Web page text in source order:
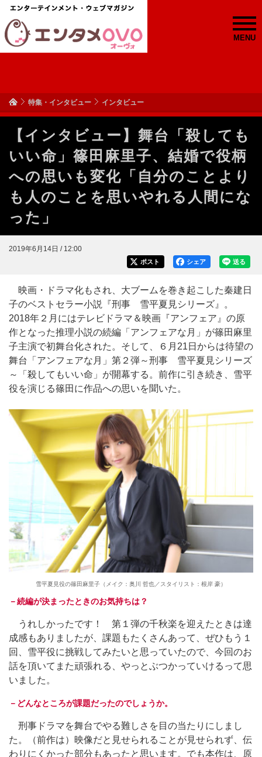
MENU
特集・インタビュー インタビュー
【インタビュー】舞台「殺しても
いい命」篠田麻里子、結婚で役柄
への思いも変化「自分のことより
も人のことを思いやれる人間にな
った」
2019年6月14日 / 12:00
送る
シェア
ポスト
映画・ドラマ化もされ、大ブームを巻き起こした秦建日
子のベストセラー小説『刑事 雪平夏見シリーズ』。
2018年２月にはテレビドラマ＆映画『アンフェア』の原
作となった推理小説の続編「アンフェアな月」が篠田麻里
子主演で初舞台化された。そして、６月21日からは待望の
舞台「アンフェアな月」第２弾～刑事 雪平夏見シリーズ
～「殺してもいい命」が開幕する。前作に引き続き、雪平
役を演じる篠田に作品への思いを聞いた。
雪平夏見役の篠田麻里子（メイク：奥川 哲也／スタイリスト：根岸 豪）
－続編が決まったときのお気持ちは？
うれしかったです！ 第１弾の千秋楽を迎えたときは達
成感もありましたが、課題もたくさんあって、ぜひもう１
回、雪平役に挑戦してみたいと思っていたので、今回のお
話を頂いてまた頑張れる、やっとぶつかっていけるって思
いました。
－どんなところが課題だったのでしょうか。
刑事ドラマを舞台でやる難しさを目の当たりにしまし
た。（前作は）映像だと見せられることが見せられず、伝
わりにくかった部分もあったと思います。でも本作は、原